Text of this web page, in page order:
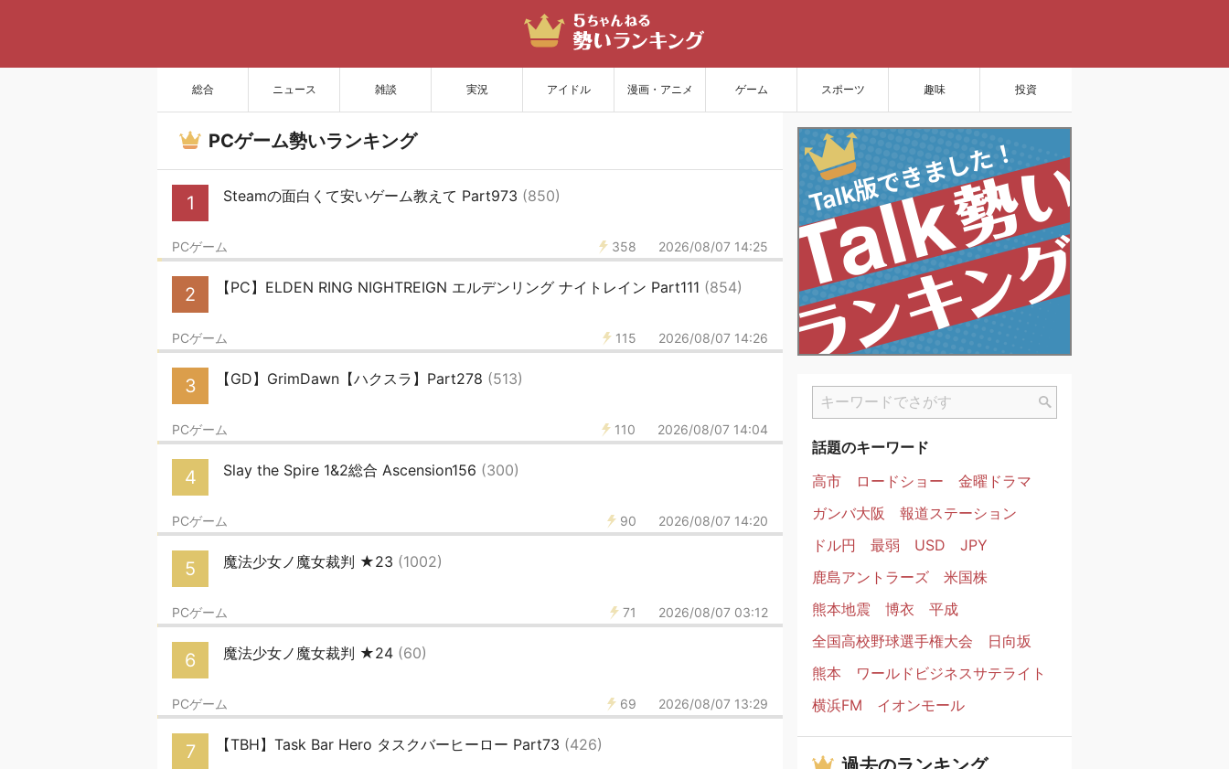
総合 ニュース 雑談 実況 アイドル 漫画・アニメ ゲーム スポーツ 趣味 投資
PCゲーム勢いランキング
1 Steamの面白くて安いゲーム教えて Part973 (850)
358 2026/08/07 14:25
PCゲーム
2 【PC】ELDEN RING NIGHTREIGN エルデンリング ナイトレイン Part111 (854)
115 2026/08/07 14:26
PCゲーム
3 【GD】GrimDawn【ハクスラ】Part278 (513)
110 2026/08/07 14:04
PCゲーム
4 Slay the Spire 1&2総合 Ascension156 (300)
90 2026/08/07 14:20
PCゲーム
5 魔法少女ノ魔女裁判 ★23 (1002)
71 2026/08/07 03:12
PCゲーム
6 魔法少女ノ魔女裁判 ★24 (60)
69 2026/08/07 13:29
PCゲーム
7 【TBH】Task Bar Hero タスクバーヒーロー Part73 (426)
話題のキーワード
高市
ロードショー
金曜ドラマ
ガンバ大阪
報道ステーション
ドル円
最弱 USD
JPY
鹿島アントラーズ
米国株
熊本地震
博衣
平成
全国高校野球選手権大会
日向坂
熊本
ワールドビジネスサテライト
横浜FM
イオンモール